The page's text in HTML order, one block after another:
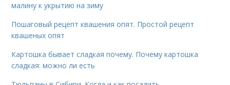
малину к укрытию на зиму
Пошаговый рецепт квашения опят. Простой рецепт
квашеных опят
Картошка бывает сладкая почему. Почему картошка
сладкая: можно ли есть